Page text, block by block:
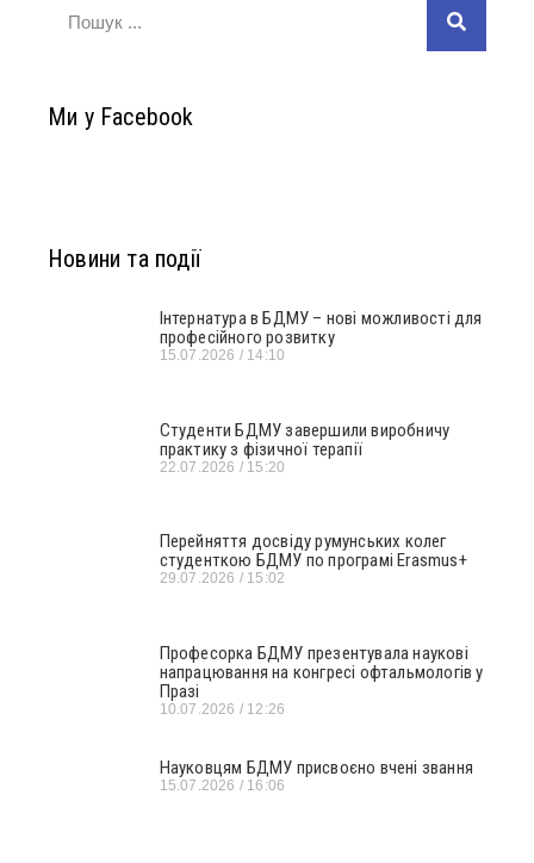
Ми у Facebook
Новини та події
Інтернатура в БДМУ – нові можливості для
професійного розвитку
15.07.2026 14:10
Студенти БДМУ завершили виробничу
практику з фізичної терапії
22.07.2026 15:20
Перейняття досвіду румунських колег
студенткою БДМУ по програмі Erasmus+
29.07.2026 15:02
Професорка БДМУ презентувала наукові
напрацювання на конгресі офтальмологів у
Празі
10.07.2026 12:26
Науковцям БДМУ присвоєно вчені звання
15.07.2026 16:06